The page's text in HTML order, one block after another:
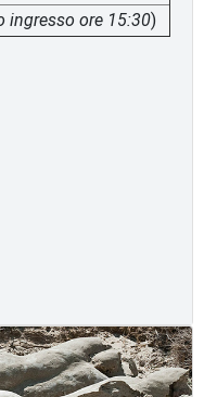
ingresso ore 15:30)